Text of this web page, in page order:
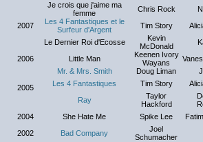
2007
Je crois que j'aime ma
femme
Chris Rock
Les 4 Fantastiques et le
Surfeur d'Argent
Tim Story
Le Dernier Roi d'Ecosse
Kevin
McDonald
2006
Little Man
Keenen Ivory
Wayans
2005
Mr. & Mrs. Smith Doug Liman
Les 4 Fantastiques
Tim Story
Ray
Taylor
Hackford
2004
She Hate Me Spike Lee
2002
Bad Company
Joel
Schumacher